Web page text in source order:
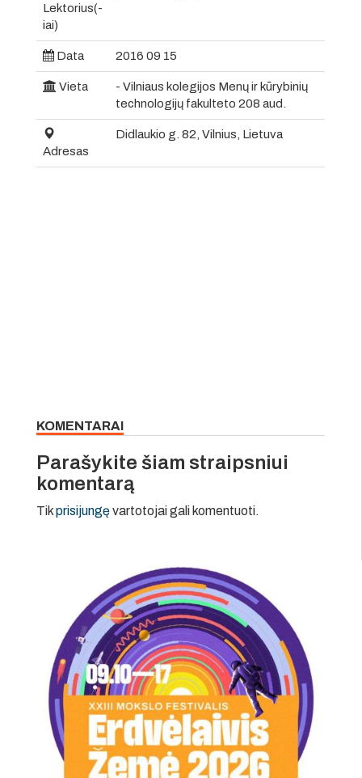
Lektorius(-
iai)
Data 2016 09 15
Vieta
- Vilniaus kolegijos Menų ir kūrybinių
technologijų fakulteto 208 aud.
Adresas
Didlaukio g. 82, Vilnius, Lietuva
KOMENTARAI
Parašykite šiam straipsniui
komentarą
Tikprisijungęvartotojai gali komentuoti.